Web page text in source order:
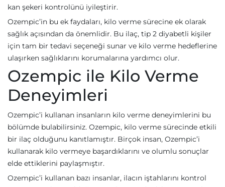
kan şekeri kontrolünü iyileştirir.
Ozempic’in bu ek faydaları, kilo verme sürecine ek olarak
sağlık açısından da önemlidir. Bu ilaç, tip 2 diyabetli kişiler
için tam bir tedavi seçeneği sunar ve kilo verme hedeflerine
ulaşırken sağlıklarını korumalarına yardımcı olur.
Ozempic ile Kilo Verme
Deneyimleri
Ozempic’i kullanan insanların kilo verme deneyimlerini bu
bölümde bulabilirsiniz. Ozempic, kilo verme sürecinde etkili
bir ilaç olduğunu kanıtlamıştır. Birçok insan, Ozempic’i
kullanarak kilo vermeye başardıklarını ve olumlu sonuçlar
elde ettiklerini paylaşmıştır.
Ozempic’i kullanan bazı insanlar, ilacın iştahlarını kontrol